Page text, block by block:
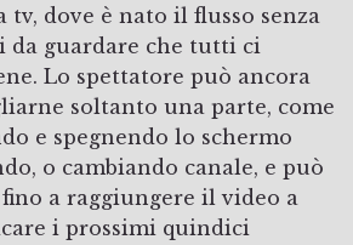
tv, dove è nato il flusso senza
da guardare che tutti ci
Lo spettatore può ancora
soltanto una parte, come
e spegnendo lo schermo
o cambiando canale, e può
a raggiungere il video a
i prossimi quindici